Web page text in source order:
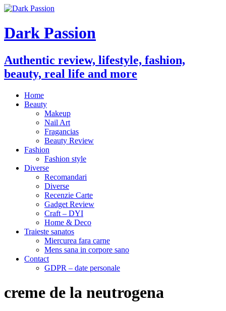
Dark Passion
Authentic review, lifestyle, fashion,
beauty, real life and more
Home
Beauty
Makeup
Nail Art
Fragancias
Beauty Review
Fashion
Fashion style
Diverse
Recomandari
Diverse
Recenzie Carte
Gadget Review
Craft – DYI
Home & Deco
Traieste sanatos
Miercurea fara carne
Mens sana in corpore sano
Contact
GDPR – date personale
creme de la neutrogena